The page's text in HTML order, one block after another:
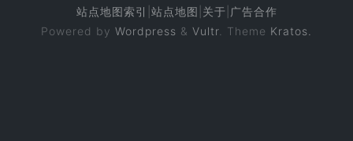
站点地图索引 站点地图 关于 广告合作
Powered by Wordpress & Vultr . Theme Kratos.